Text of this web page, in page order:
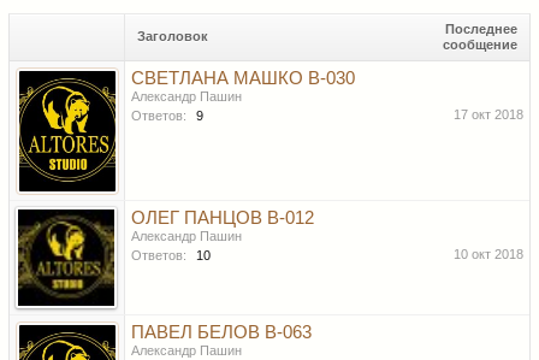
Заголовок
Последнее
сообщение
СВЕТЛАНА МАШКО B-030
Александр Пашин
Ответов:
9 17 окт 2018
ОЛЕГ ПАНЦОВ B-012
Александр Пашин
Ответов:
10 10 окт 2018
ПАВЕЛ БЕЛОВ В-063
Александр Пашин